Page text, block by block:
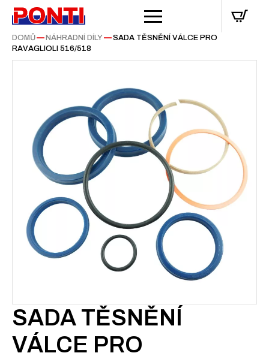
DOMŮ— NÁHRADNÍ DÍLY—SADA TĚSNĚNÍ VÁLCE PRO
RAVAGLIOLI 516/518
SADA TĚSNĚNÍ
VÁLCE PRO